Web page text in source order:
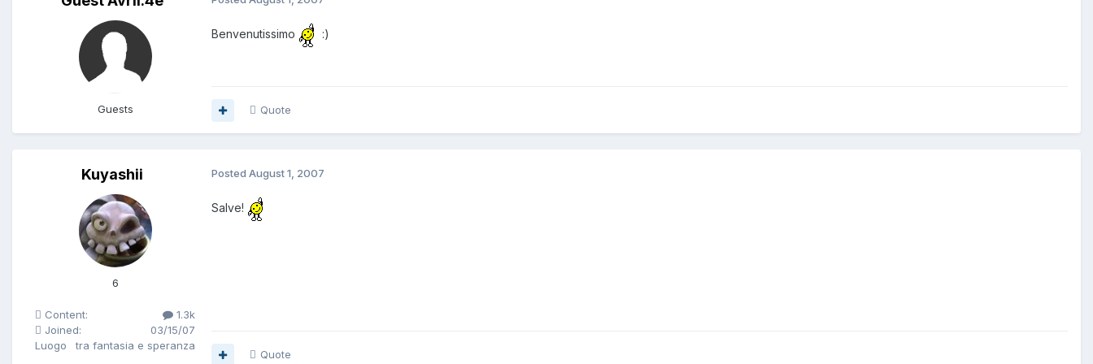
Guests
Benvenutissimo :)
Quote
Kuyashii
6
Content:
1.3k
Joined:
03/15/07
Luogo
tra fantasia e speranza
Posted August 1, 2007
Salve!
Quote